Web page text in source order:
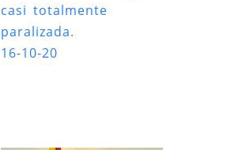
casi totalmente
paralizada.
16-10-20